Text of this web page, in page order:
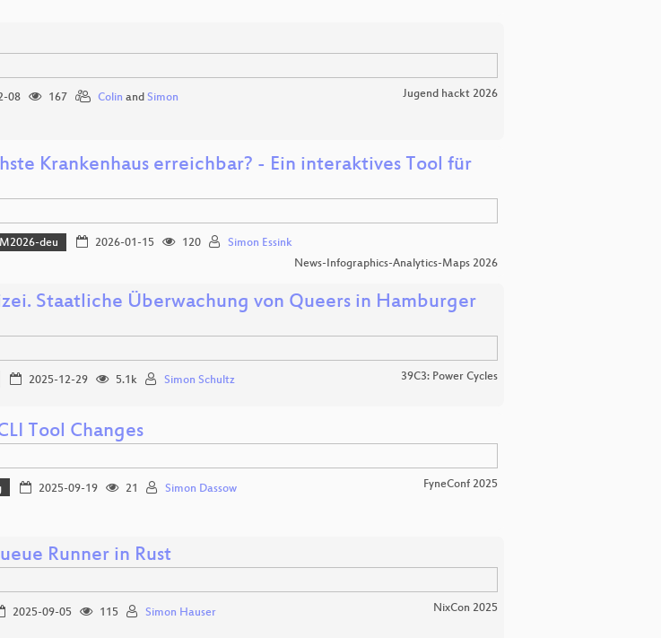
08 167 Colin and Simon Jugend hackt 2026
Krankenhaus erreichbar? - Ein interaktives Tool für
deu 2026-01-15 120
Simon Essink
News-Infographics-Analytics-Maps 2026
Staatliche Überwachung von Queers in Hamburger
2025-12-29 5.1k Simon Schultz 39C3: Power Cycles
Tool Changes
2025-09-19 21 Simon Dassow FyneConf 2025
Runner in Rust
2025-09-05 115 Simon Hauser NixCon 2025